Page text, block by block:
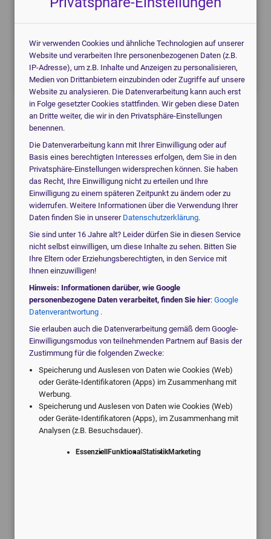
Verbesserte Presets für die Beckenboden-
Weitere Verbesserungen
Volle Kontrolle über Ihre Updates
Präzisere Untersuchungen
durch Focal Zone
Advanced Control
Wir verwenden Cookies und ähnliche Technologien auf unserer
Website und verarbeiten Ihre personenbezogenen Daten (z.B.
IP-Adresse), um z.B. Inhalte und Anzeigen zu personalisieren,
Medien von Drittanbietern einzubinden oder Zugriffe auf unsere
Website zu analysieren. Die Datenverarbeitung kann auch erst
in Folge gesetzter Cookies stattfinden. Wir geben diese Daten
an Dritte weiter, die wir in den Privatsphäre-Einstellungen
benennen.
Die Datenverarbeitung kann mit Ihrer Einwilligung oder auf
Basis eines berechtigten Interesses erfolgen, dem Sie in den
Privatsphäre-Einstellungen widersprechen können. Sie haben
das Recht, Ihre Einwilligung nicht zu erteilen und Ihre
Einwilligung zu einem späteren Zeitpunkt zu ändern oder zu
widerrufen. Weitere Informationen über die Verwendung Ihrer
Daten finden Sie in unserer Datenschutzerklärung.
Sie sind unter 16 Jahre alt? Leider dürfen Sie in diesen Service
nicht selbst einwilligen, um diese Inhalte zu sehen. Bitten Sie
Ihre Eltern oder Erziehungsberechtigten, in den Service mit
Ihnen einzuwilligen!
Hinweis: Informationen darüber, wie Google
personenbezogene Daten verarbeitet, finden Sie hier: Google
Datenverantwortung .
Sie erlauben auch die Datenverarbeitung gemäß dem Google-
Einwilligungsmodus von teilnehmenden Partnern auf Basis der
Zustimmung für die folgenden Zwecke:
Speicherung und Auslesen von Daten wie Cookies (Web)
oder Geräte-Identifikatoren (Apps) im Zusammenhang mit
Werbung.
Speicherung und Auslesen von Daten wie Cookies (Web)
oder Geräte-Identifikatoren (Apps), im Zusammenhang mit
Analysen (z.B. Besuchsdauer).
Essenziell Funktional StatistikMarketing